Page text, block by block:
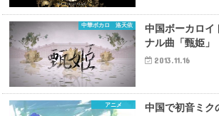
中華ボカロ 洛天依
中国ボーカロイ
ナル曲「甄姫
2013.11.16
アニメ
中国で初音ミク